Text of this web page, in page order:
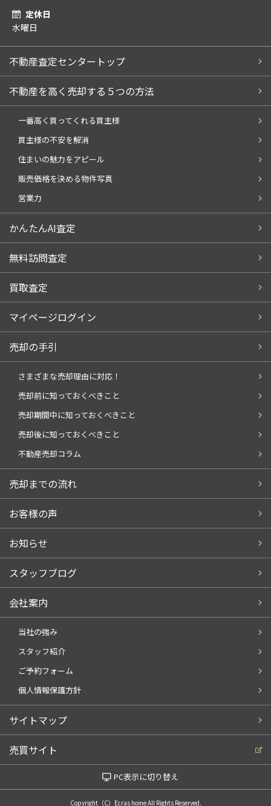
定休日
水曜日
不動産査定センタートップ
不動産を高く売却する５つの方法
一番高く買ってくれる買主様
買主様の不安を解消
住まいの魅力をアピール
販売価格を決める物件写真
営業力
かんたんAI査定
無料訪問査定
買取査定
マイページログイン
売却の手引
さまざまな売却理由に対応！
売却前に知っておくべきこと
売却期間中に知っておくべきこと
売却後に知っておくべきこと
不動産売却コラム
売却までの流れ
お客様の声
お知らせ
スタッフブログ
会社案内
当社の強み
スタッフ紹介
ご予約フォーム
個人情報保護方針
サイトマップ
売買サイト
PC表示に切り替え
Copyright（C）Ecras home All Rights Reserved.